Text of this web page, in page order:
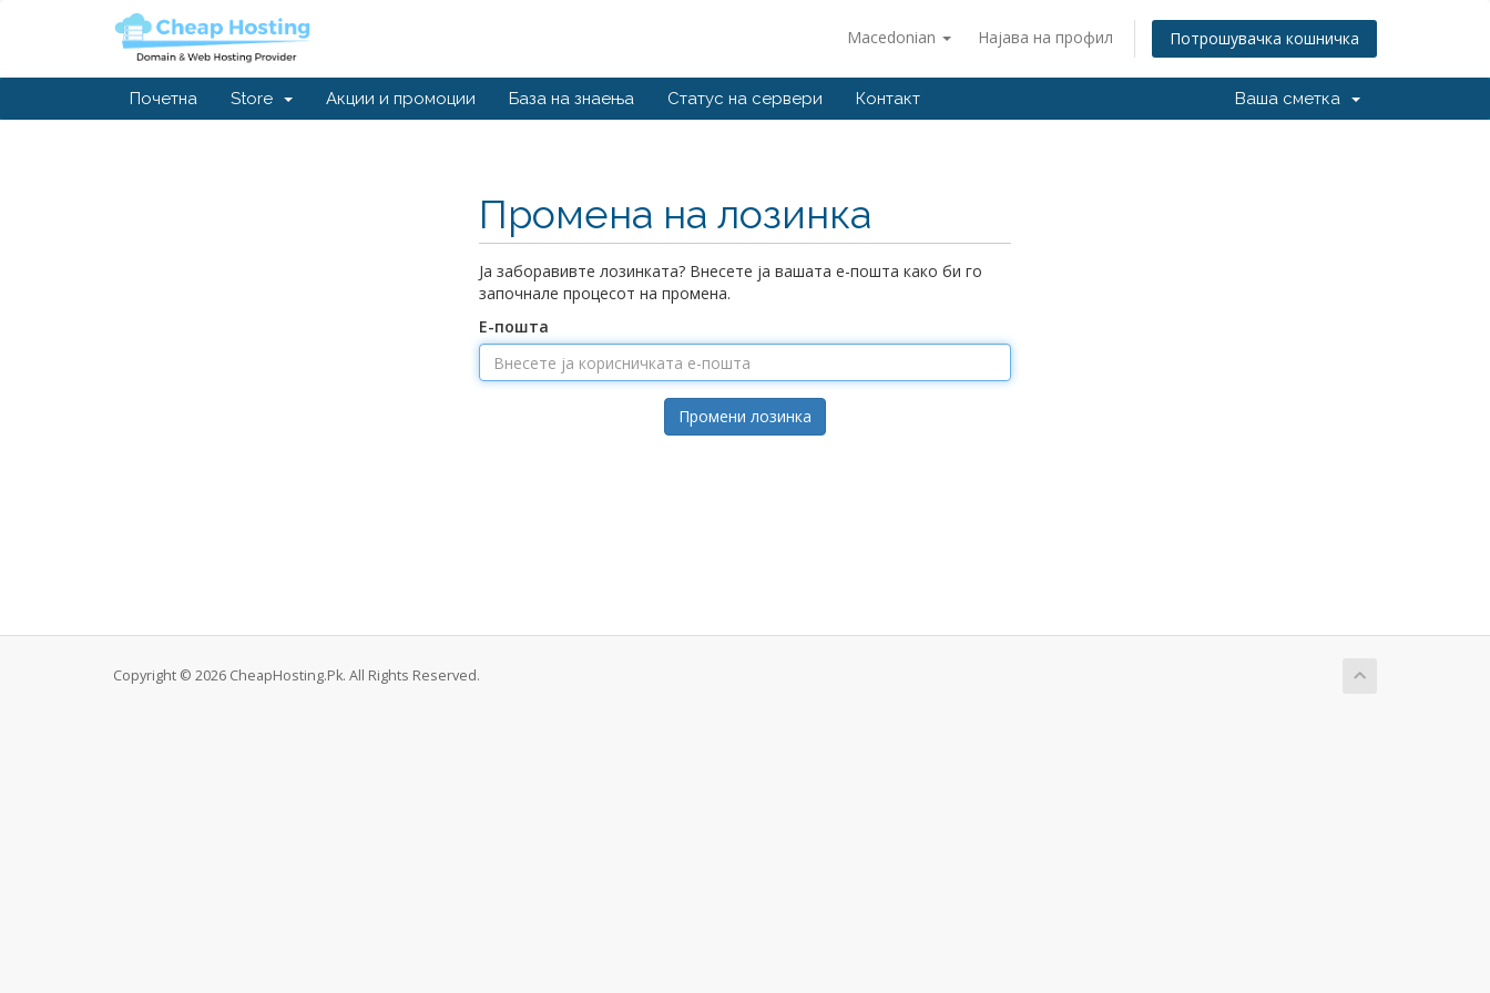
Macedonian Најава на профил Потрошувачка кошничка
Почетна Store Акции и промоции База на знаења Статус на сервери Контакт Ваша сметка
Промена на лозинка
Ја заборавивте лозинката? Внесете ја вашата е-пошта како би го
започнале процесот на промена.
Е-пошта
Промени лозинка
Copyright © 2026 CheapHosting.Pk. All Rights Reserved.